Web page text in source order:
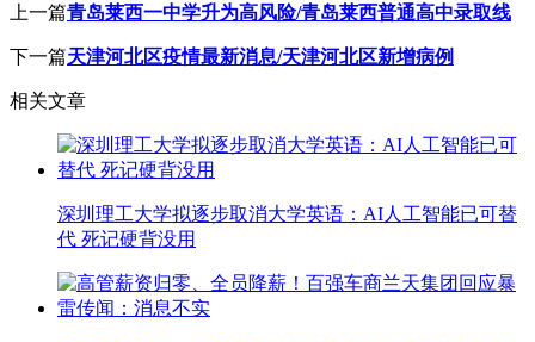
上一篇青岛莱西一中学升为高风险/青岛莱西普通高中录取线
下一篇天津河北区疫情最新消息/天津河北区新增病例
相关文章
深圳理工大学拟逐步取消大学英语：AI人工智能已可替
代 死记硬背没用